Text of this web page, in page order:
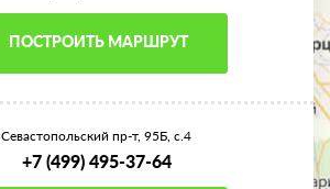
ПОСТРОИТЬ МАРШРУТ
Севастопольский пр-т, 95Б, с.4
+7 (499) 495-37-64